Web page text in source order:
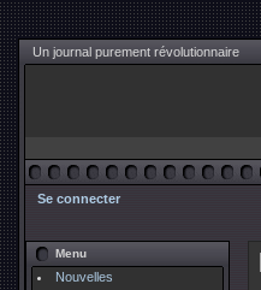
Un journal purement révolutionnaire
Se connecter
Menu
Nouvelles